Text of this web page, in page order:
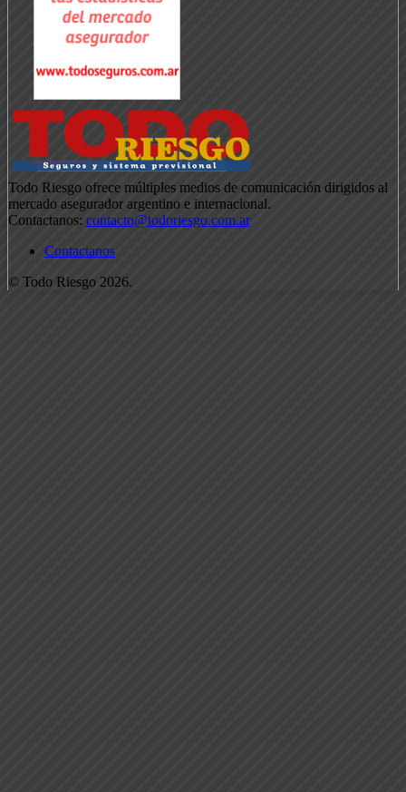
Todo Riesgo ofrece múltiples medios de comunicación dirigidos al
mercado asegurador argentino e internacional.
Contactanos: contacto@todoriesgo.com.ar
Contactanos
© Todo Riesgo 2026.